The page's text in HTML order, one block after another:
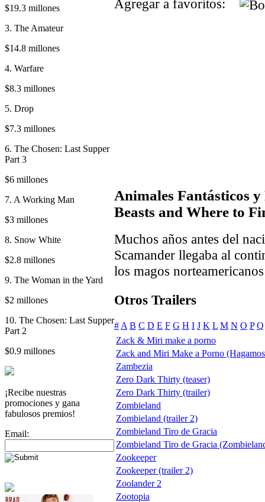
$19.3 millones
3. The Amateur
$14.8 millones
4. Warfare
$8.3 millones
5. Drop
$7.3 millones
6. The Chosen: Last Supper
Part 3
$6 millones
7. A Working Man
$3 millones
8. Snow White
$2.8 millones
9. The Woman in the Yard
$2 millones
10. The Chosen: Last Supper
Part 2
$0.9 millones
¡Recibe nuestras
promociones y gana
fabulosos premios!
Email:
Agregar a favoritos:
Animales Fantásticos
Beasts and Where to
Muchos años antes del
Scamander llegaba al
los magos
Otros Trailers
# A B C D E F G H I J K L M N O P Q
Zack & Miri make a porno
Zack and Miri Make a Porno
Zambezia
Zero Dark Thirty (teaser)
Zero Dark Thirty (trailer)
Zombieland
Zombieland (trailer 2)
Zombieland Tiro de Gracia
Zombieland Tiro de Gracia
Zookeeper
Zookeeper (trailer 2)
Zoolander 2
Zootopia